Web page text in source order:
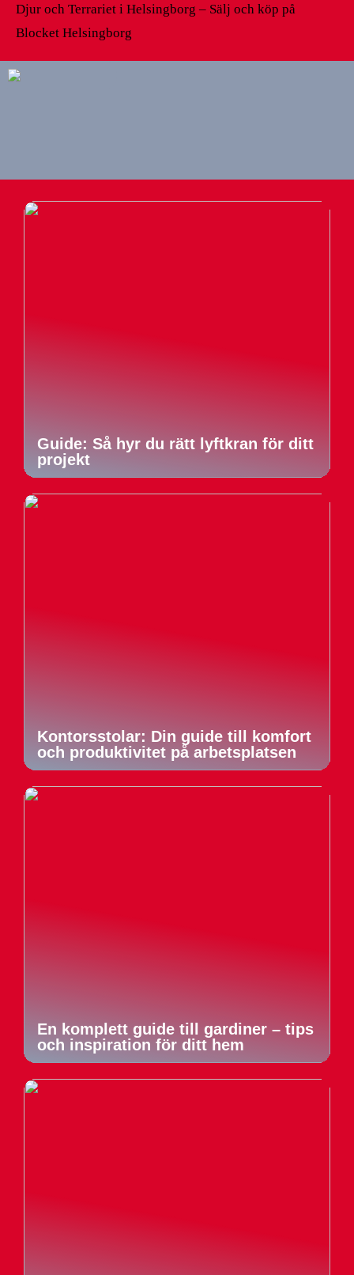
Djur och Terrariet i Helsingborg – Sälj och köp på
Blocket Helsingborg
Guide: Så hyr du rätt lyftkran för ditt
projekt
Kontorsstolar: Din guide till komfort
och produktivitet på arbetsplatsen
En komplett guide till gardiner – tips
och inspiration för ditt hem